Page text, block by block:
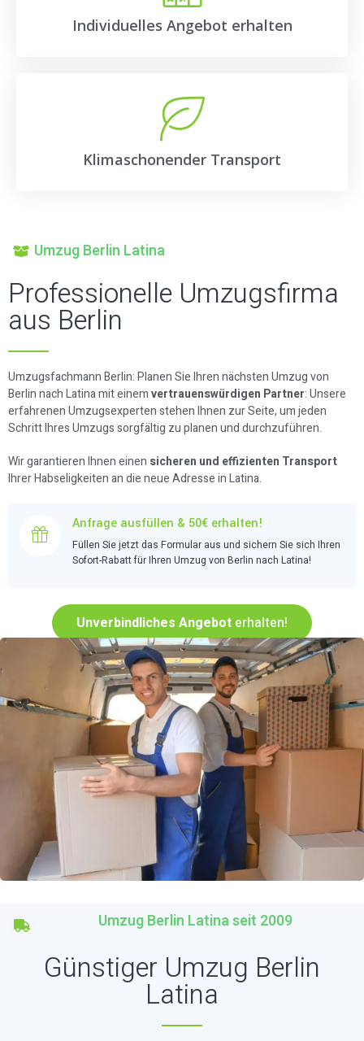
Individuelles Angebot erhalten
Klimaschonender Transport
Umzug Berlin Latina
Professionelle Umzugsfirma
aus Berlin
Umzugsfachmann Berlin: Planen Sie Ihren nächsten Umzug von
Berlin nach Latina mit einemvertrauenswürdigen Partner: Unsere
erfahrenen Umzugsexperten stehen Ihnen zur Seite, um jeden
Schritt Ihres Umzugs sorgfältig zu planen und durchzuführen.
Wir garantieren Ihnen einen sicheren und effizienten Transport
Ihrer Habseligkeiten an die neue Adresse in Latina.
Anfrage ausfüllen & 50€ erhalten!
Füllen Sie jetzt das Formular aus und sichern Sie sich Ihren
Sofort-Rabatt für Ihren Umzug von Berlin nach Latina!
Unverbindliches Angebot erhalten!
Umzug Berlin Latina seit 2009
Günstiger Umzug Berlin
Latina